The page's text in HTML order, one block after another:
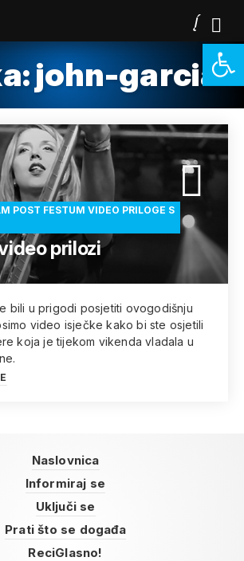
john-garcia
POST FESTUM VIDEO PRILOGE S
prilozi
bili u prigodi posjetiti ovogodišnju
video isječke kako bi ste osjetili
koja je tijekom vikenda vladala u
Naslovnica
Informiraj se
Uključi se
Prati što se događa
ReciGlasno!